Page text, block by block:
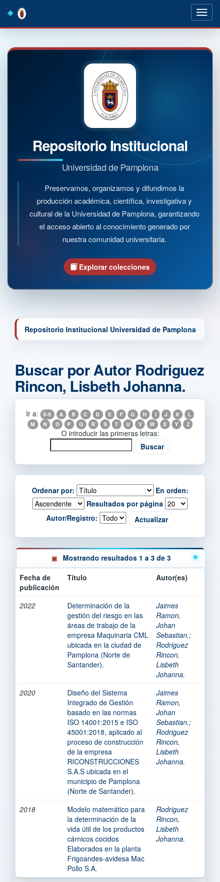
navigation
Repositorio Institucional
Universidad de Pamplona
Preservamos, organizamos y difundimos la
producción académica, científica, investigativa y
cultural de la Universidad de Pamplona, garantizando
el acceso abierto al conocimiento generado por
nuestra comunidad universitaria.
Explorar colecciones
Repositorio Institucional Universidad de Pamplona
Buscar por Autor Rodriguez
Rincon, Lisbeth Johanna.
Ir a: 0-9 A B C D E F G H I J K
L
M
N O P Q R S T U V W X Y Z
O introducir las primeras letras:
Ordenar por:
En orden:
Resultados por página
Autor/Registro:
Mostrando resultados 1 a 3 de 3
Fecha de
publicación
Título Autor(es)
2022
Determinación de la
gestión del riesgo en las
áreas de trabajo de la
empresa Maquinaria CML
ubicada en la ciudad de
Pamplona (Norte de
Santander).
Jaimes
Ramon,
Johan
Sebastian.;
Rodriguez
Rincon,
Lisbeth
Johanna.
2020
Diseño del Sistema
Integrado de Gestión
basado en las normas
ISO 14001:2015 e ISO
45001:2018, aplicado al
proceso de construcción
de la empresa
RICONSTRUCCIONES
S.A.S ubicada en el
municipio de Pamplona
(Norte de Santander).
Jaimes
Ramon,
Johan
Sebastian.;
Rodriguez
Rincon,
Lisbeth
Johanna.
2018
Modelo matemático para
la determinación de la
vida útil de los productos
cárnicos cocidos
Elaborados en la planta
Frigoandes-avidesa Mac
Pollo S.A.
Rodriguez
Rincon,
Lisbeth
Johanna.